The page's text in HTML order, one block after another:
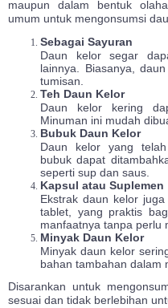
maupun dalam bentuk
umum untuk mengonsumsi
Sebagai Sayuran
Daun kelor segar
lainnya. Biasanya,
tumisan.
Teh Daun Kelor
Daun kelor kering
Minuman ini mudah
Bubuk Daun Kelor
Daun kelor yang
bubuk dapat
seperti sup dan saus.
Kapsul atau Suplemen
Ekstrak daun kelor
tablet, yang praktis
manfaatnya tanpa perlu
Minyak Daun Kelor
Minyak daun kelor
bahan tambahan dalam
Disarankan untuk
sesuai dan tidak berlebihan